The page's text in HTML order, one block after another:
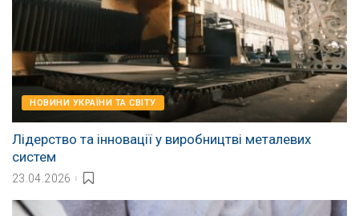
НОВИНИ УКРАЇНИ ТА СВІТУ
Лідерство та інновації у виробництві металевих
систем
23.04.2026